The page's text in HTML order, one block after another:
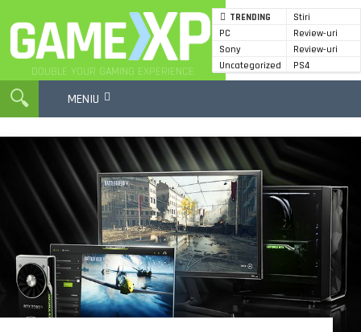
DOUBLE YOUR GAMING EXPERIENCE
TRENDING
Stiri
PC
Review-uri
GameXP
Sony
Review-uri
Uncategorized
PS4
MENIU